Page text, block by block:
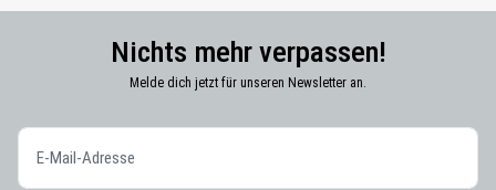
Nichts mehr verpassen!
Melde dich jetzt für unseren Newsletter an.